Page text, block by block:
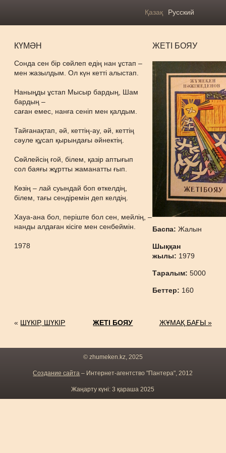
Қазақ Русский
КҮМӘН
Сонда сен бір сөйлеп едің нан ұстап –
мен жазылдым. Ол күн кетті алыстап.
Наныңды ұстап Мысыр бардың, Шам
бардың –
саған емес, нанға сеніп мен қалдым.
Тайғанақтап, әй, кеттің-ау, әй, кеттің
сәуле құсап қырындағы әйнектің.
Сөйлейсің ғой, білем, қазір аптығып
сол баяғы жұртты жаманатты ғып.
Көзің – лай суындай боп өткелдің,
білем, тағы сендіремін деп келдің.
Хауа-ана бол, періште бол сен, мейлің, –
нанды алдаған кісіге мен сенбеймін.
1978
ЖЕТІ БОЯУ
Баспа:Жалын
Шыққан
жылы: 1979
Таралым:5000
Беттер: 160
« ШҮКІР, ШҮКІР ЖЕТІ БОЯУ ЖҰМАҚ БАҒЫ »
© zhumeken.kz, 2025
Создание сайта – Интернет-агентство "Пантера", 2012
Жаңарту күні: 3 қараша 2025